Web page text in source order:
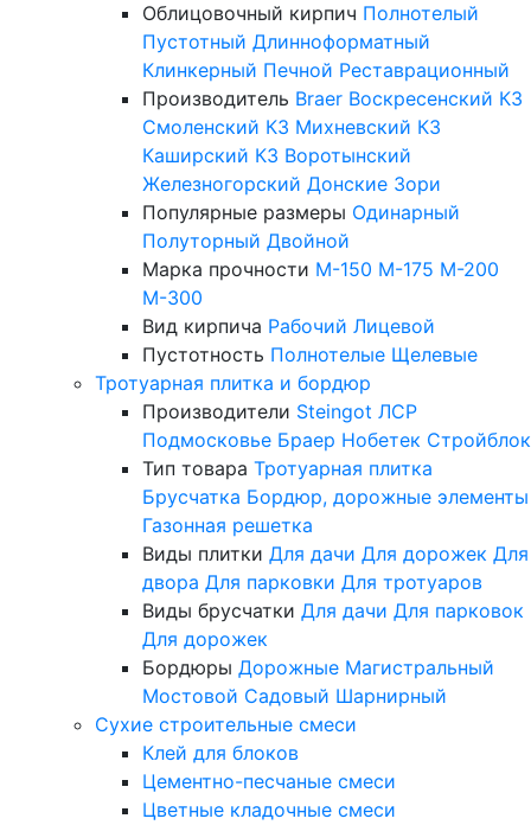
Облицовочный кирпич Полнотелый
Пустотный Длинноформатный
Клинкерный Печной Реставрационный
Производитель Braer Воскресенский КЗ
Смоленский КЗ Михневский КЗ
Каширский КЗ Воротынский
Железногорский Донские Зори
Популярные размеры Одинарный
Полуторный Двойной
Марка прочности М-150 М-175 М-200
М-300
Вид кирпича Рабочий Лицевой
Пустотность Полнотелые Щелевые
Тротуарная плитка и бордюр
Производители Steingot ЛСР
Подмосковье Браер Нобетек Стройблок
Тип товара Тротуарная плитка
Брусчатка Бордюр, дорожные элементы
Газонная решетка
Виды плитки Для дачи Для дорожек Для
двора Для парковки Для тротуаров
Виды брусчатки Для дачи Для парковок
Для дорожек
Бордюры Дорожные Магистральный
Мостовой Садовый Шарнирный
Сухие строительные смеси
Клей для блоков
Цементно-песчаные смеси
Цветные кладочные смеси